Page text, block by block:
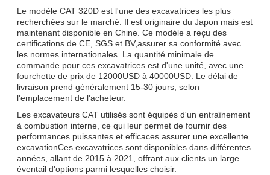
Le modèle CAT 320D est l'une des excavatrices les plus
recherchées sur le marché. Il est originaire du Japon mais est
maintenant disponible en Chine. Ce modèle a reçu des
certifications de CE, SGS et BV,assurer sa conformité avec
les normes internationales. La quantité minimale de
commande pour ces excavatrices est d'une unité, avec une
fourchette de prix de 12000USD à 40000USD. Le délai de
livraison prend généralement 15-30 jours, selon
l'emplacement de l'acheteur.
Les excavateurs CAT utilisés sont équipés d'un entraînement
à combustion interne, ce qui leur permet de fournir des
performances puissantes et efficaces.assurer une excellente
excavationCes excavatrices sont disponibles dans différentes
années, allant de 2015 à 2021, offrant aux clients un large
éventail d'options parmi lesquelles choisir.